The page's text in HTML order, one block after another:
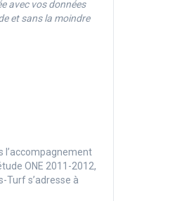
avec vos données
et sans la moindre
l’accompagnement
ONE 2011-2012,
Turf s’adresse à